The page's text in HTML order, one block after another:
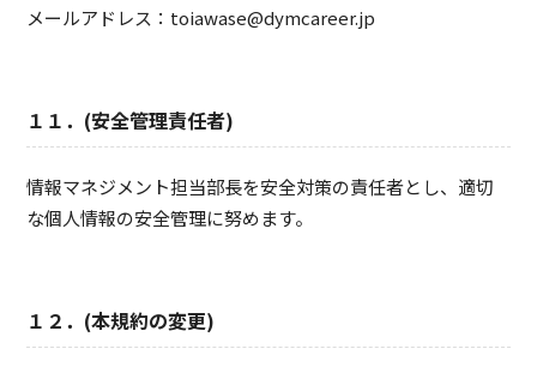
メールアドレス：toiawase@dymcareer.jp
１１．(安全管理責任者)
情報マネジメント担当部長を安全対策の責任者とし、適切
な個人情報の安全管理に努めます。
１２．(本規約の変更)